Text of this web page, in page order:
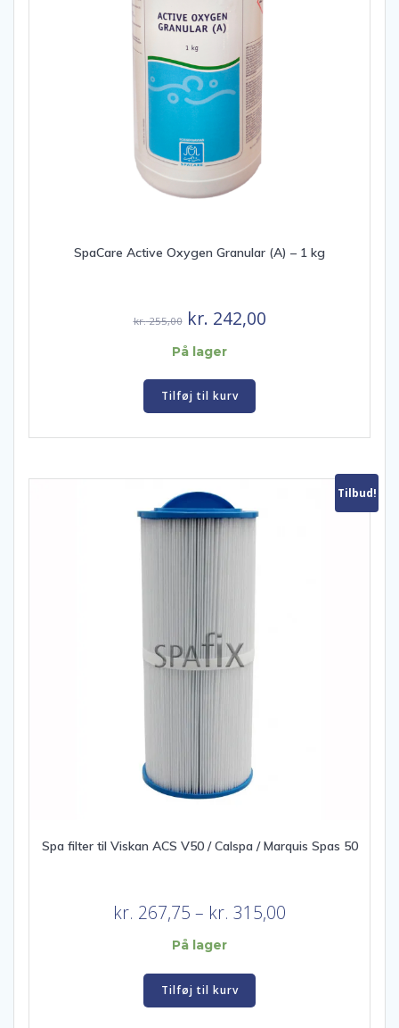
SpaCare Active Oxygen Granular (A) – 1 kg
kr.255,00 Den
oprindelige
var:
kr. 255,00.
kr. 242,00Den
På lager
Tilføj til kurv
Tilbud!
Spa filter til Viskan ACS V50 / Calspa / Marquis Spas 50
kr. 267,75 – kr. 315,00
På lager
Tilføj til kurv